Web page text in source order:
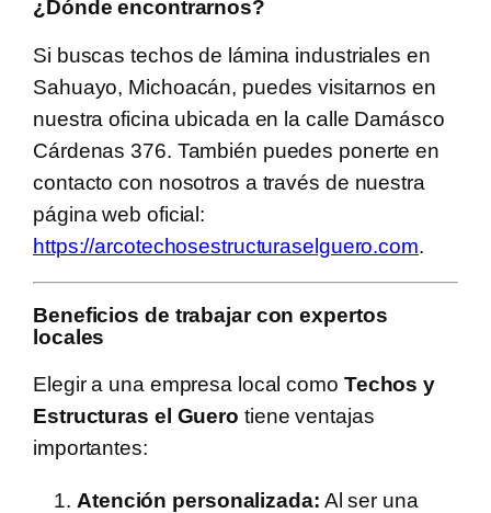
¿Dónde encontrarnos?
Si buscas techos de lámina industriales en
Sahuayo, Michoacán, puedes visitarnos en
nuestra oficina ubicada en la calle Damásco
Cárdenas 376. También puedes ponerte en
contacto con nosotros a través de nuestra
página web oficial:
https://arcotechosestructuraselguero.com.
Beneficios de trabajar con expertos
locales
Elegir a una empresa local como Techos y
Estructuras el Guero tiene ventajas
importantes:
Atención personalizada: Al ser una